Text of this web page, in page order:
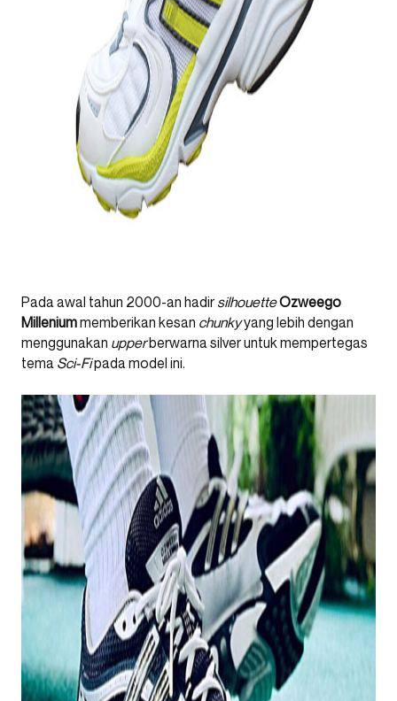
Pada awal tahun 2000-an hadir silhouetteOzweego
Milleniummemberikan kesan chunkyyang lebih dengan
menggunakan upperberwarna silver untuk mempertegas
tema Sci-Fipada model ini.